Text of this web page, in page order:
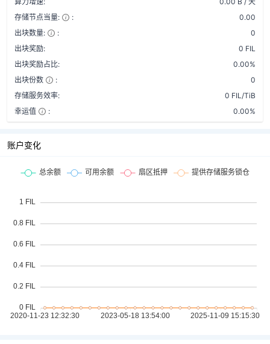
存储节点当量:
:
0.00
出块数量:
:
0
出块奖励:
0 FIL
出块奖励占比:
0.00%
出块份数
:
0
存储服务效率:
0 FIL/TiB
幸运值
: 0.00%
账户变化